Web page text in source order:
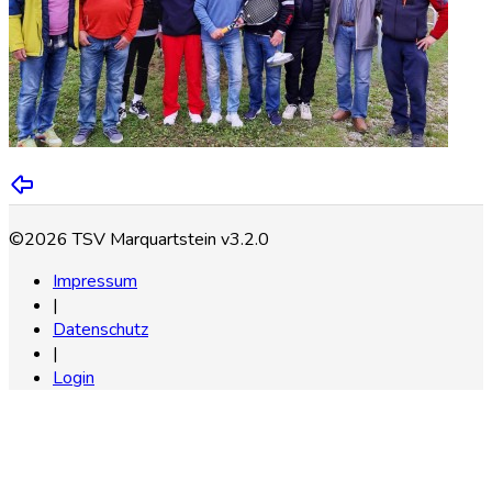
©2026 TSV Marquartstein v3.2.0
Impressum
|
Datenschutz
|
Login